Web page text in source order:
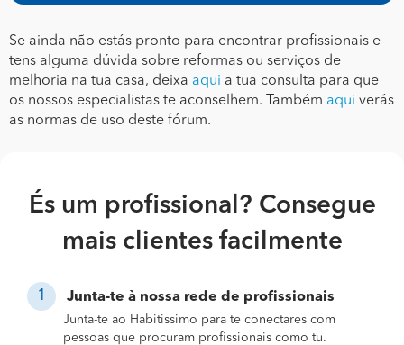
Se ainda não estás pronto para encontrar profissionais e
tens alguma dúvida sobre reformas ou serviços de
melhoria na tua casa, deixa aqui a tua consulta para que
os nossos especialistas te aconselhem. Também aqui verás
as normas de uso deste fórum.
És um profissional? Consegue
mais clientes facilmente
Junta-te à nossa rede de profissionais
Junta-te ao Habitissimo para te conectares com
pessoas que procuram profissionais como tu.